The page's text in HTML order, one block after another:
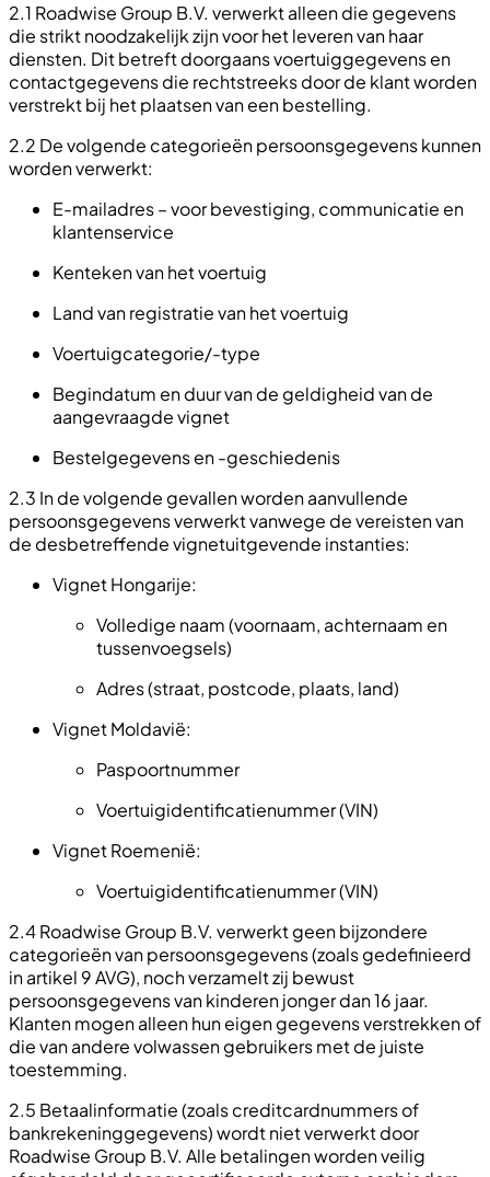
2.1 Roadwise Group B.V. verwerkt alleen die gegevens
die strikt noodzakelijk zijn voor het leveren van haar
diensten. Dit betreft doorgaans voertuiggegevens en
contactgegevens die rechtstreeks door de klant worden
verstrekt bij het plaatsen van een bestelling.
2.2 De volgende categorieën persoonsgegevens kunnen
worden verwerkt:
E-mailadres – voor bevestiging, communicatie en
klantenservice
Kenteken van het voertuig
Land van registratie van het voertuig
Voertuigcategorie/-type
Begindatum en duur van de geldigheid van de
aangevraagde vignet
Bestelgegevens en -geschiedenis
2.3 In de volgende gevallen worden aanvullende
persoonsgegevens verwerkt vanwege de vereisten van
de desbetreffende vignetuitgevende instanties:
Vignet Hongarije:
Volledige naam (voornaam, achternaam en
tussenvoegsels)
Adres (straat, postcode, plaats, land)
Vignet Moldavië:
Paspoortnummer
Voertuigidentificatienummer (VIN)
Vignet Roemenië:
Voertuigidentificatienummer (VIN)
2.4 Roadwise Group B.V. verwerkt geen bijzondere
categorieën van persoonsgegevens (zoals gedefinieerd
in artikel 9 AVG), noch verzamelt zij bewust
persoonsgegevens van kinderen jonger dan 16 jaar.
Klanten mogen alleen hun eigen gegevens verstrekken of
die van andere volwassen gebruikers met de juiste
toestemming.
2.5 Betaalinformatie (zoals creditcardnummers of
bankrekeninggegevens) wordt niet verwerkt door
Roadwise Group B.V. Alle betalingen worden veilig